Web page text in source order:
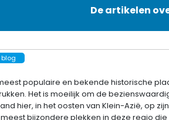
De artikelen
blog
populaire en bekende historische
Het is moeilijk om de
hier, in het oosten van Klein-Azië, op
bijzondere plekken in deze regio